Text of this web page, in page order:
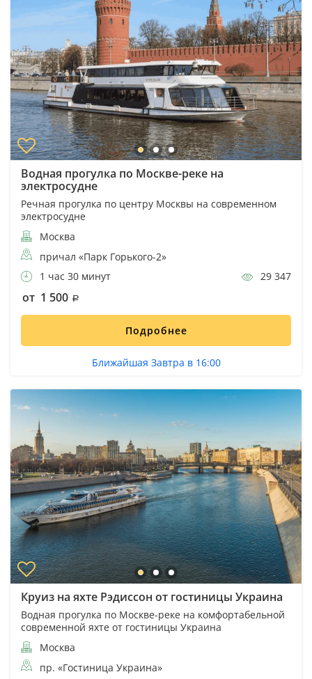
Водная прогулка по Москве-реке на
электросудне
Речная прогулка по центру Москвы на современном
электросудне
Москва
причал «Парк Горького-2»
1 час 30 минут
29 347
от 1 500
Подробнее
Ближайшая Завтра в 16:00
Круиз на яхте Рэдиссон от гостиницы Украина
Водная прогулка по Москве-реке на комфортабельной
современной яхте от гостиницы Украина
Москва
пр. «Гостиница Украина»